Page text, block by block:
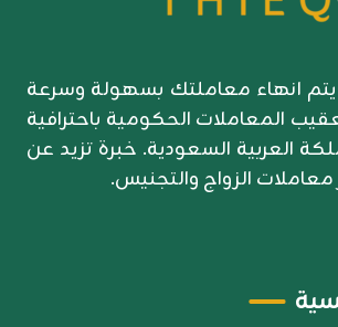
انهاء معاملتك بسهولة وسرعة
المعاملات الحكومية باحترافية
العربية السعودية. خبرة تزيد عن